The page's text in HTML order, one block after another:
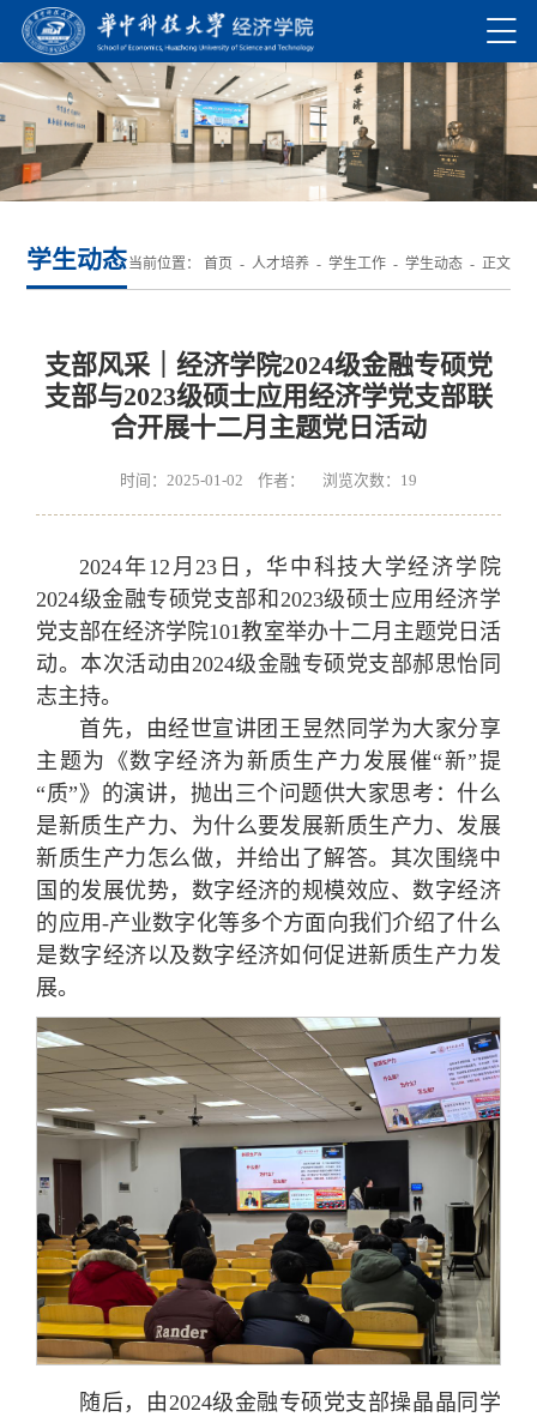
学生动态当前位置： 首页 - 人才培养- 学生工作- 学生动态- 正文
支部风采｜经济学院2024级金融专硕党
支部与2023级硕士应用经济学党支部联
合开展十二月主题党日活动
时间：2025-01-02 作者： 浏览次数： 19
2024年12月23日，华中科技大学经济学院
2024级金融专硕党支部和2023级硕士应用经济学
党支部在经济学院101教室举办十二月主题党日活
动。本次活动由2024级金融专硕党支部郝思怡同
志主持。
首先，由经世宣讲团王昱然同学为大家分享
主题为《数字经济为新质生产力发展催“新”提
“质”》的演讲，抛出三个问题供大家思考：什么
是新质生产力、为什么要发展新质生产力、发展
新质生产力怎么做，并给出了解答。其次围绕中
国的发展优势，数字经济的规模效应、数字经济
的应用-产业数字化等多个方面向我们介绍了什么
是数字经济以及数字经济如何促进新质生产力发
展。
随后，由2024级金融专硕党支部操晶晶同学